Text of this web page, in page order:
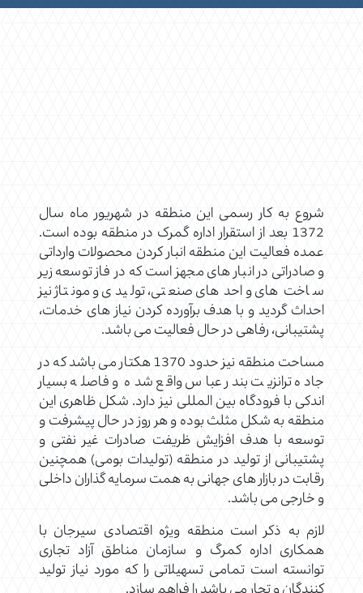
شروع به کار رسمی این منطقه در شهریور ماه سال
1372 بعد از استقرار اداره گمرک در منطقه بوده است.
عمده فعالیت این منطقه انبار کردن محصولات وارداتی
و صادراتی در انبار های مجهز است که در فاز توسعه زیر
ساخت های واحد های صنعتی، تولیدی و مونتاژ نیز
احداث گردید و با هدف برآورده کردن نیاز های خدمات،
پشتیبانی، رفاهی در حال فعالیت می باشد.
مساحت منطقه نیز حدود 1370 هکتار می باشد که در
جاده ترانزیت بندر عباس واقع شده و فاصله بسیار
اندکی با فرودگاه بین المللی نیز دارد. شکل ظاهری این
منطقه به شکل مثلث بوده و هر روز در حال پیشرفت و
توسعه با هدف افزایش ظریفت صادرات غیر نفتی و
پشتیبانی از تولید در منطقه (تولیدات بومی) همچنین
رقابت در بازار های جهانی به همت سرمایه گذاران داخلی
و خارجی می باشد.
لازم به ذکر است منطقه ویژه اقتصادی سیرجان با
همکاری اداره کمرگ و سازمان مناطق آزاد تجاری
توانسته است تمامی تسهیلاتی را که مورد نیاز تولید